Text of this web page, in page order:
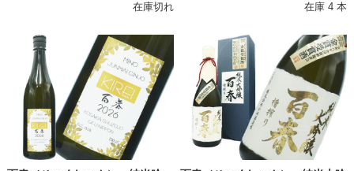
在庫切れ
在庫 4 本